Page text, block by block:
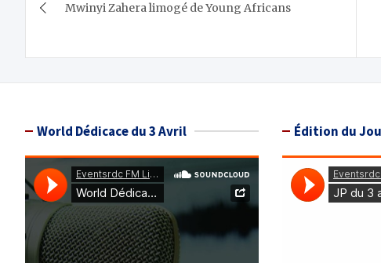
de
l’article
Mwinyi Zahera limogé de Young Africans
World Dédicace du 3 Avril Édition du